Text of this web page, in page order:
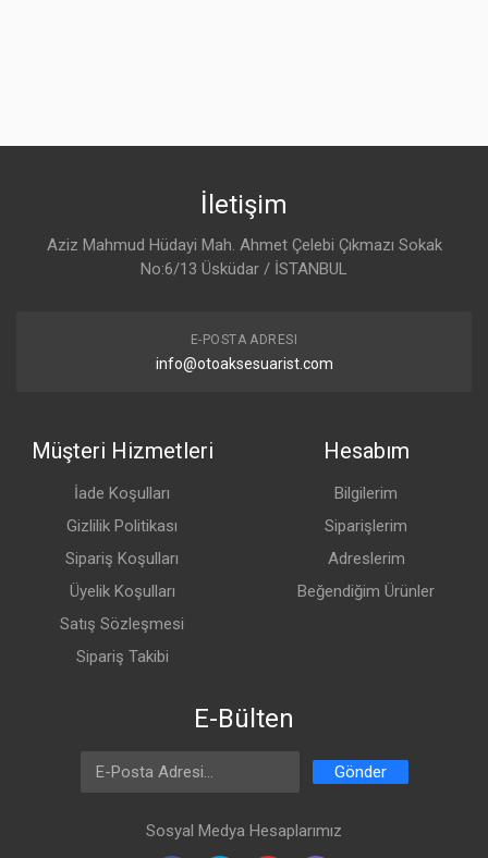
İletişim
Aziz Mahmud Hüdayi Mah. Ahmet Çelebi Çıkmazı Sokak
No:6/13 Üsküdar / İSTANBUL
E-POSTA ADRESI
info@otoaksesuarist.com
Müşteri Hizmetleri
İade Koşulları
Gizlilik Politikası
Sipariş Koşulları
Üyelik Koşulları
Satış Sözleşmesi
Sipariş Takibi
Hesabım
Bilgilerim
Siparişlerim
Adreslerim
Beğendiğim Ürünler
E-Bülten
Email Address Gönder
Sosyal Medya Hesaplarımız